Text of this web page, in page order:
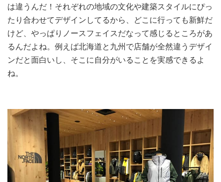
は違うんだ！それぞれの地域の文化や建築スタイルにぴっ
たり合わせてデザインしてるから、どこに行っても新鮮だ
けど、やっぱりノースフェイスだなって感じるところがあ
るんだよね。例えば北海道と九州で店舗が全然違うデザイ
ンだと面白いし、そこに自分がいることを実感できるよ
ね。